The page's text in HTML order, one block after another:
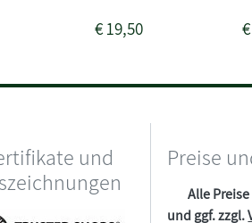
€19,50 €
und
Preise
Alle
und ggf. zzgl.